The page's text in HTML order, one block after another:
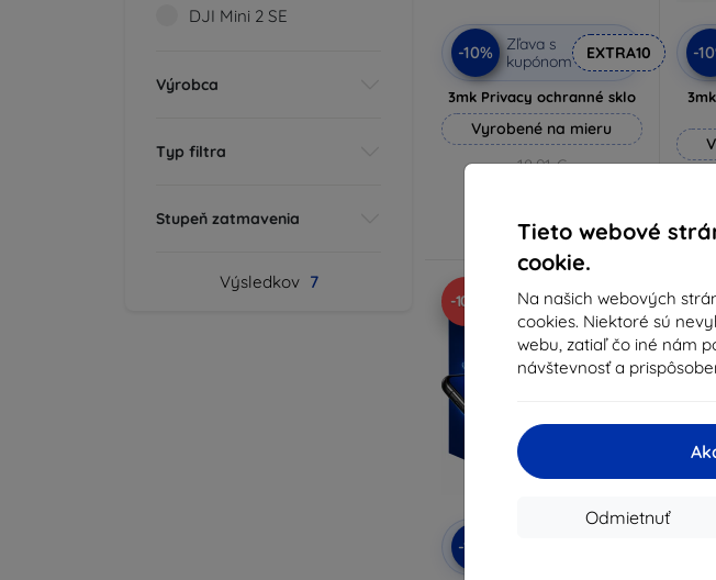
Tieto webové
cookie.
Na našich webových
cookies. Niektoré sú
webu, zatiaľ čo iné nám
návštevnosť a
Odmietnuť
DJI Mini 2 SE
Výrobca
Typ filtra
Stupeň zatmavenia
Výsledkov 7
-10%
Zľava s
kupónom
EXTRA10
3mk Privacy ochranné sklo
Vyrobené na mieru
18,91 €
Na sklade 3 ks
-
-10%
-10%
-5%